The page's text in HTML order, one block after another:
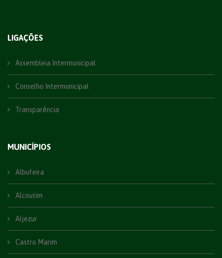
LIGAÇÕES
Assembleia Intermunicipal
Conselho Intermunicipal
Transparência
MUNICÍPIOS
Albufeira
Alcoutim
Aljezur
Castro Marim